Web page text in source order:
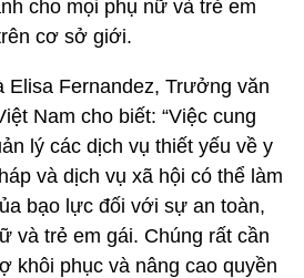
cho mọi phụ nữ và trẻ em
cơ sở giới.
Elisa Fernandez, Trưởng văn
Nam cho biết: “Việc cung
lý các dịch vụ thiết yếu về y
và dịch vụ xã hội có thể làm
bạo lực đối với sự an toàn,
và trẻ em gái. Chúng rất cần
khôi phục và nâng cao quyền